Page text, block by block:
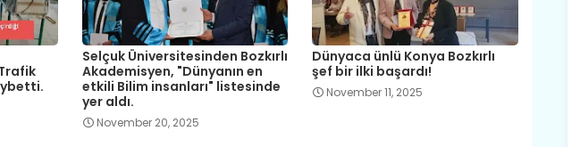
Selçuk Üniversitesinden Bozkırlı
Akademisyen, "Dünyanın en
etkili Bilim insanları" listesinde
yer aldı.
November 20, 2025
Dünyaca ünlü Konya Bozkırlı
şef bir ilki başardı!
November 11, 2025